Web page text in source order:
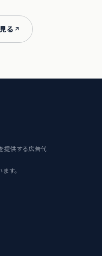
る
提供する広告代
す。